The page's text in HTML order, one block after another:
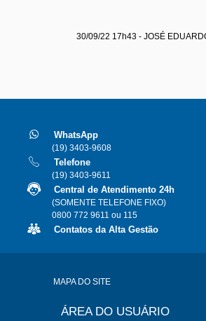
30/09/22 17h43 - JOSÉ
WhatsApp
(19) 3403-9608
Telefone
(19) 3403-9611
Central de Atendimento 24h
(SOMENTE TELEFONE FIXO)
0800 772 9611 ou 115
Contatos da Alta Gestão
MAPA DO SITE
ÁREA DO USUÁRIO